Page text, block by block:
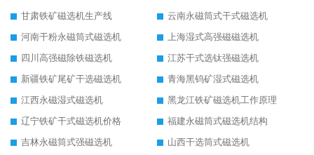
甘肃铁矿磁选机生产线
云南永磁筒式干式磁选机
河南干粉永磁筒式磁选机
上海湿式高强磁磁选机
四川高强磁除铁磁选机
江苏干式选钛强磁选机
新疆铁矿尾矿干选磁选机
青海黑钨矿湿式磁选机
江西永磁湿式磁选机
黑龙江铁矿磁选机工作原理
辽宁铁矿干式磁选机价格
福建永磁筒式磁选机结构
吉林永磁筒式强磁选机
山西干选筒式磁选机